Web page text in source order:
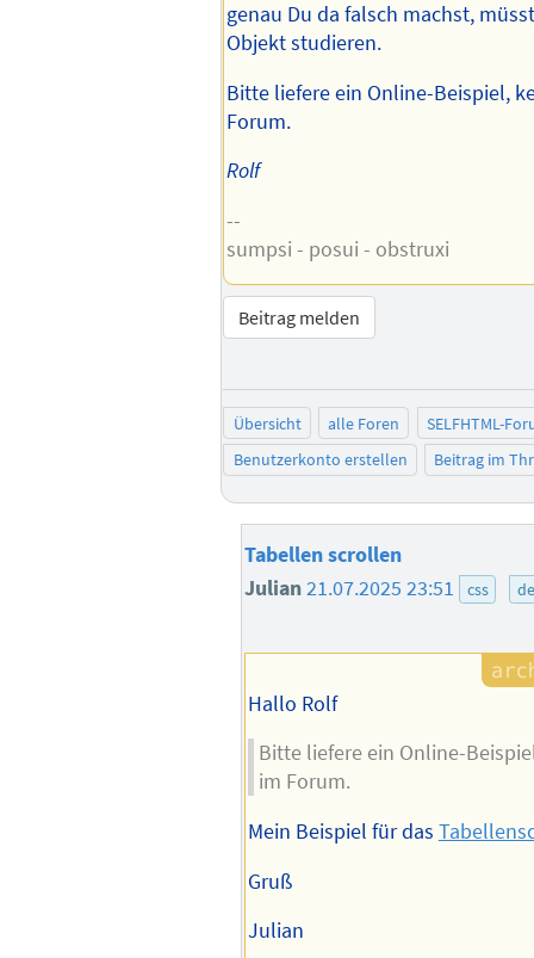
genau Du da falsch machst,
Objekt studieren.
Bitte liefere ein Online-Beispiel,
Forum.
Rolf
--
sumpsi - posui - obstruxi
Beitrag melden
Übersicht alle Foren
SELFHTML-
Benutzerkonto erstellen
Beitrag im
Tabellen scrollen
Julian21.07.2025 23:51 css
Hallo Rolf
Bitte liefere ein Online-
im Forum.
Mein Beispiel für das
Gruß
Julian